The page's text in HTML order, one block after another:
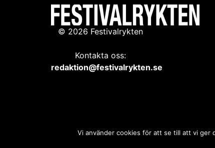
© 2026 Festivalrykten
Kontakta oss:
redaktion@festivalrykten.se
Vi använder cookies för att se till att vi ger